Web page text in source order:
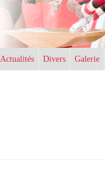
Actualités Divers Galerie